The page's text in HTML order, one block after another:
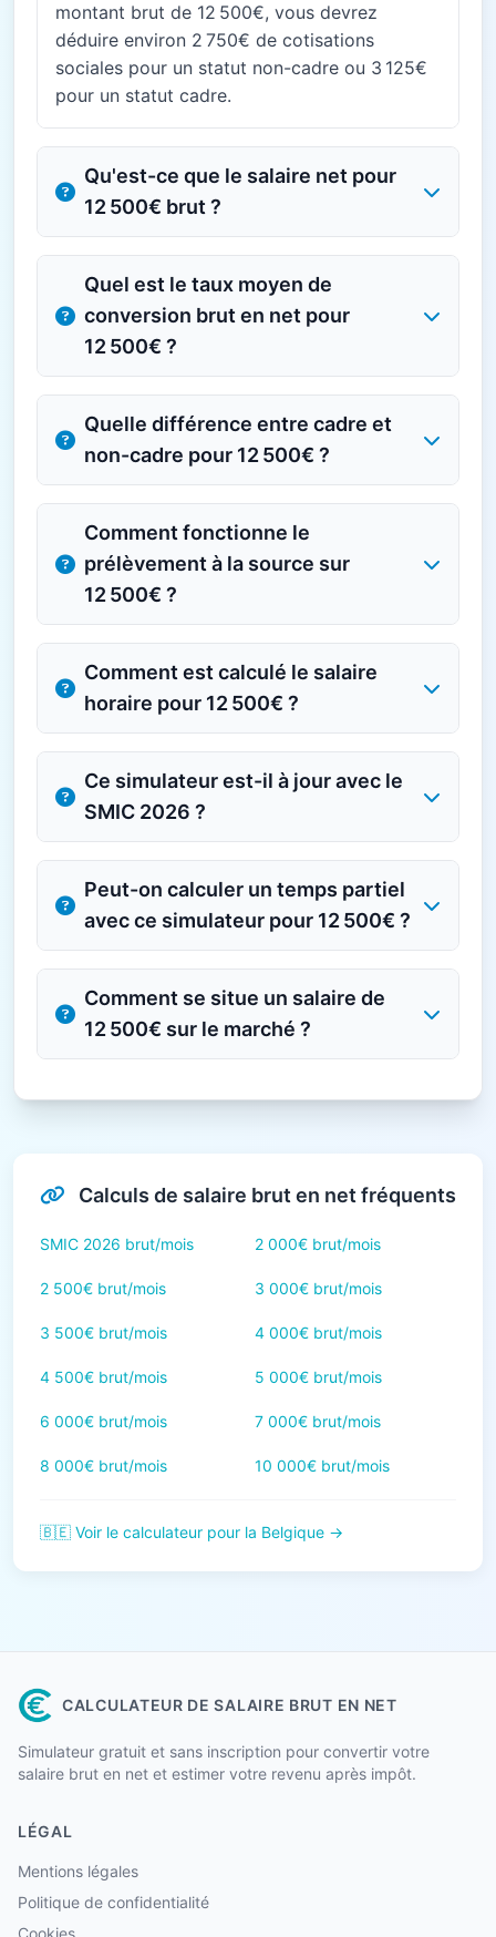
montant brut de 12 500€, vous devrez
déduire environ 2 750€ de cotisations
sociales pour un statut non-cadre ou 3 125€
pour un statut cadre.
Qu'est-ce que le salaire net pour
12 500€ brut ?
Quel est le taux moyen de
conversion brut en net pour
12 500€ ?
Quelle différence entre cadre et
non-cadre pour 12 500€ ?
Comment fonctionne le
prélèvement à la source sur
12 500€ ?
Comment est calculé le salaire
horaire pour 12 500€ ?
Ce simulateur est-il à jour avec le
SMIC 2026 ?
Peut-on calculer un temps partiel
avec ce simulateur pour 12 500€ ?
Comment se situe un salaire de
12 500€ sur le marché ?
Calculs de salaire brut en net fréquents
SMIC 2026 brut/mois 2 000€ brut/mois
2 500€ brut/mois 3 000€ brut/mois
3 500€ brut/mois 4 000€ brut/mois
4 500€ brut/mois 5 000€ brut/mois
6 000€ brut/mois 7 000€ brut/mois
8 000€ brut/mois 10 000€ brut/mois
🇧🇪 Voir le calculateur pour la Belgique →
CALCULATEUR DE SALAIRE BRUT EN NET
Simulateur gratuit et sans inscription pour convertir votre
salaire brut en net et estimer votre revenu après impôt.
LÉGAL
Mentions légales
Politique de confidentialité
Cookies